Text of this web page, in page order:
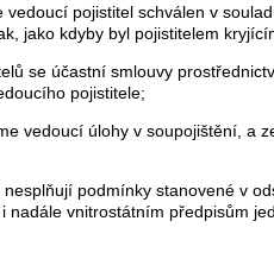
pojistitel schválen v
jako kdyby byl pojistitelem
se účastní smlouvy
pojistitele;
vedoucí úlohy v soupojištění, a
podmínky stanovené v
nadále vnitrostátním předpisům
škod"